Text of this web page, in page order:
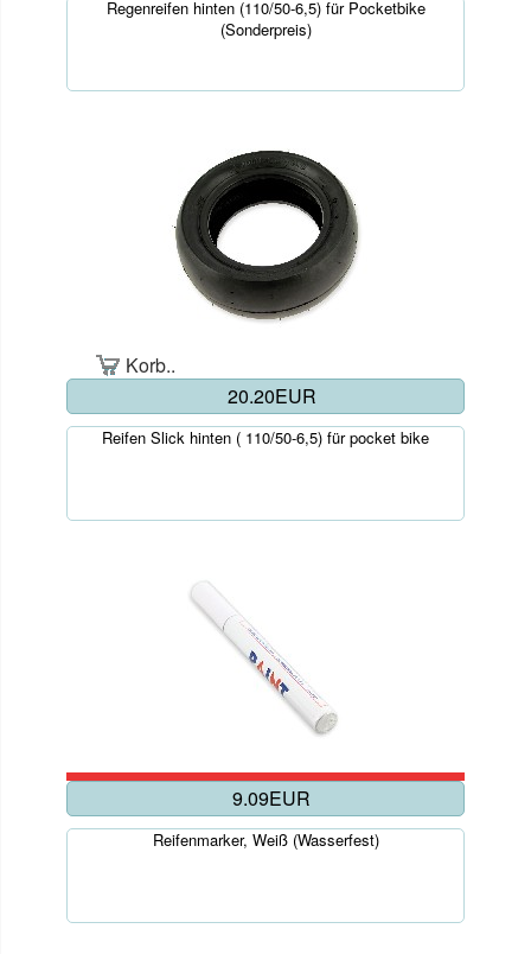
Regenreifen hinten (110/50-6,5) für Pocketbike
(Sonderpreis)
Korb..
20.20EUR
Reifen Slick hinten ( 110/50-6,5) für pocket bike
9.09EUR
Reifenmarker, Weiß (Wasserfest)